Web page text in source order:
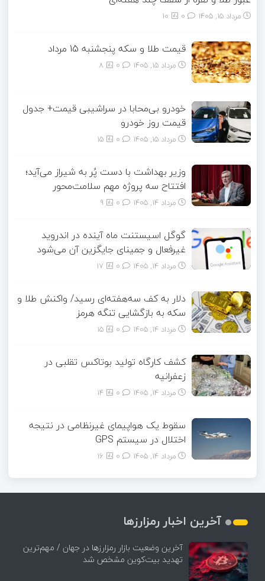
مرداد ۱۵, ۱۴۰۵ 10
قیمت طلا و سکه پنجشنبه 15 مرداد
مرداد ۱۵, ۱۴۰۵ 8
خودرو بی‌محابا در سراشیبی قیمت+ جدول
قیمت روز خودرو
مرداد ۱۵, ۱۴۰۵ 15
وزیر بهداشت با دست پُر به شیراز می‌آید؛
افتتاح سه پروژه مهم سلامت‌محور
مرداد ۱۴, ۱۴۰۵ 9
گوگل اسیستنت ماه آینده در اندروید
غیرفعال و جمینای جایگزین آن می‌شود
مرداد ۱۴, ۱۴۰۵ 17
دلار به کف سه‌هفته‌ای رسید/ واکنش طلا و
سکه به بازگشایی تنگه هرمز
مرداد ۱۴, ۱۴۰۵ 15
کشف کارگاه تولید بوتاکس تقلبی در
زعفرانیه
مرداد ۱۴, ۱۴۰۵ 14
سقوط یک هواپیمای غیرنظامی در نتیجه
اختلال در سیستم‌ GPS
مرداد ۱۴, ۱۴۰۵ 16
آخرین اخبار رمزارزها
آخرین وضعیت بازار رمزارزها در جهان / مهم‌ترین
تهدید بیت‌کوین مشخص شد